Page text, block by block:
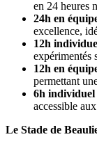
en 24 heures
24h en
excellence,
12h
expérimentés
12h en
permettant
6h individuel
accessible
Le Stade de